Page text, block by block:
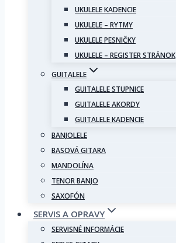
UKULELE KADENCIE
UKULELE – RYTMY
UKULELE PESNIČKY
UKULELE – REGISTER STRÁNOK
GUITALELE
GUITALELE STUPNICE
GUITALELE AKORDY
GUITALELE KADENCIE
BANJOLELE
BASOVÁ GITARA
MANDOLÍNA
TENOR BANJO
SAXOFÓN
SERVIS A OPRAVY
SERVISNÉ INFORMÁCIE